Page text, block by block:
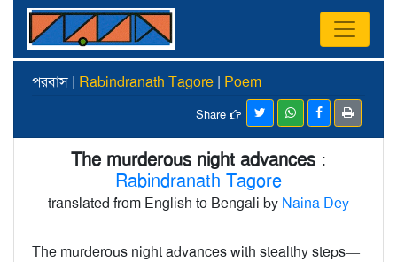
পরবাস | Rabindranath Tagore | Poem
Share
The murderous night advances :
Rabindranath Tagore
translated from English to Bengali by Naina Dey
The murderous night advances with stealthy steps—